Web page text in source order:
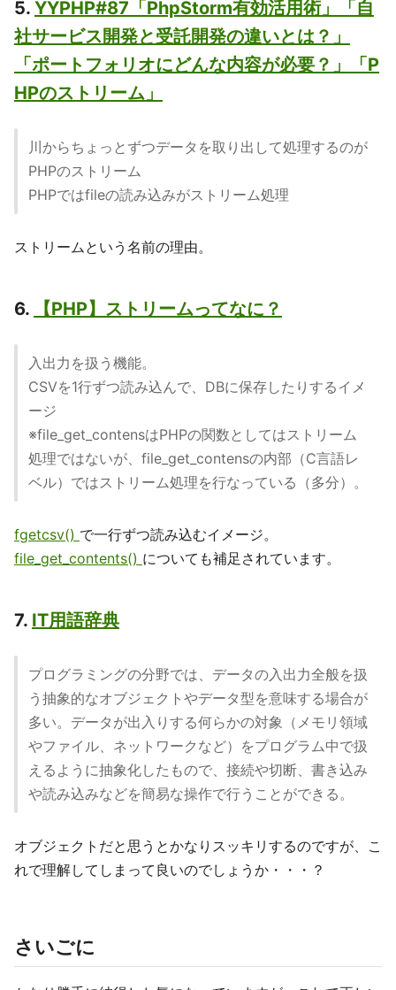
5. YYPHP#87「PhpStorm有効活用術」「自
社サービス開発と受託開発の違いとは？」
「ポートフォリオにどんな内容が必要？」「P
HPのストリーム」
川からちょっとずつデータを取り出して処理するのが
PHPのストリーム
PHPではfileの読み込みがストリーム処理
ストリームという名前の理由。
6. 【PHP】ストリームってなに？
入出力を扱う機能。
CSVを1行ずつ読み込んで、DBに保存したりするイメ
ージ
※file_get_contensはPHPの関数としてはストリーム
処理ではないが、file_get_contensの内部（C言語レ
ベル）ではストリーム処理を行なっている（多分）。
fgetcsv() で一行ずつ読み込むイメージ。
file_get_contents() についても補足されています。
7. IT用語辞典
プログラミングの分野では、データの入出力全般を扱
う抽象的なオブジェクトやデータ型を意味する場合が
多い。データが出入りする何らかの対象（メモリ領域
やファイル、ネットワークなど）をプログラム中で扱
えるように抽象化したもので、接続や切断、書き込み
や読み込みなどを簡易な操作で行うことができる。
オブジェクトだと思うとかなりスッキリするのですが、こ
れで理解してしまって良いのでしょうか・・・？
さいごに